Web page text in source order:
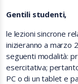
Gentili studenti,
le lezioni sincrone
inizieranno a marzo
seguenti modalità:
esercitativa;
PC o di un tablet e